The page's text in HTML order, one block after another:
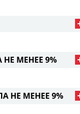
МЕНЕЕ 9%
НЕ МЕНЕЕ 9%